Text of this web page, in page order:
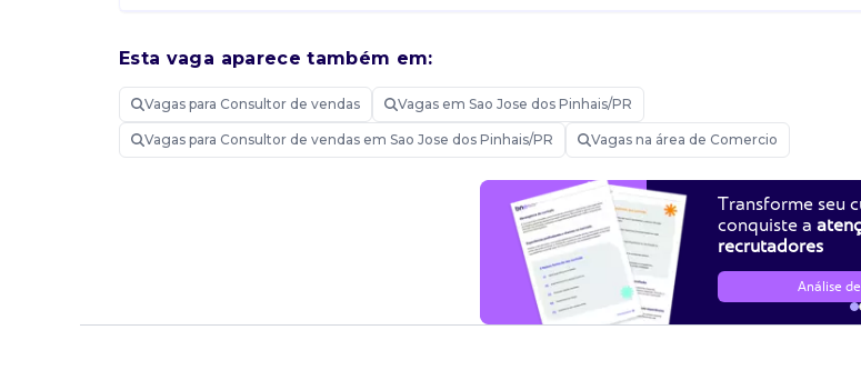
Esta vaga aparece também em:
Vagas para Consultor de vendas Vagas em Sao Jose dos Pinhais/PR
Vagas para Consultor de vendas em Sao Jose dos Pinhais/PR Vagas na área de Comercio
Transforme seu
conquiste a
recrutadores
Análise